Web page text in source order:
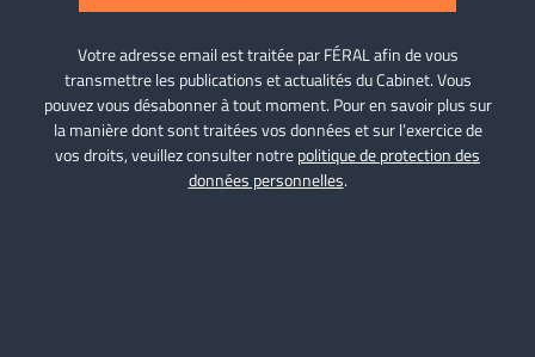
Votre adresse email est traitée par FÉRAL afin de vous
transmettre les publications et actualités du Cabinet. Vous
pouvez vous désabonner à tout moment. Pour en savoir plus sur
la manière dont sont traitées vos données et sur l’exercice de
vos droits, veuillez consulter notrepolitique de protection des
données personnelles.